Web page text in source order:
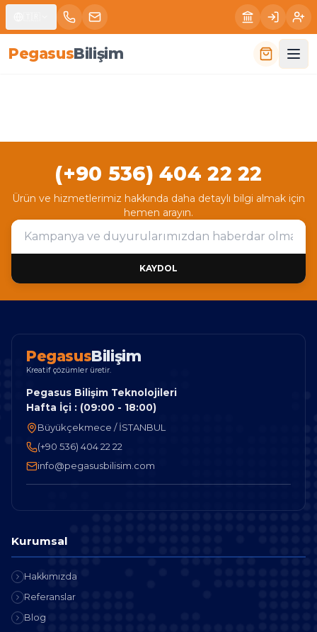
PegasusBilişim
(+90 536) 404 22 22
Ürün ve hizmetlerimiz hakkında daha detaylı bilgi almak için
hemen arayın.
KAYDOL
PegasusBilişim
Kreatif çözümler üretir.
Pegasus Bilişim Teknolojileri
Hafta İçi : (09:00 - 18:00)
Büyükçekmece / İSTANBUL
(+90 536) 404 22 22
info@pegasusbilisim.com
Kurumsal
Hakkımızda
Referanslar
Blog